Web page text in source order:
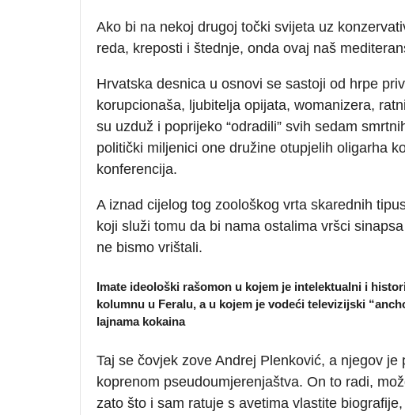
Ako bi na nekoj drugoj točki svijeta uz
reda, kreposti i štednje, onda ovaj naš
Hrvatska desnica u osnovi se sastoji od hrpe
korupcionaša, ljubitelja opijata, womanizera,
su uzduž i poprijeko “odradili” svih sedam
politički miljenici one družine otupjelih oligarha
konferencija.
A iznad cijelog tog zoološkog vrta skarednih
koji služi tomu da bi nama ostalima vršci
ne bismo vrištali.
Imate ideološki rašomon u kojem je intelektualni i
kolumnu u Feralu, a u kojem je vodeći televizijski
lajnama kokaina
Taj se čovjek zove Andrej Plenković, a njegov
koprenom pseudoumjerenjaštva. On to radi,
zato što i sam ratuje s avetima vlastite